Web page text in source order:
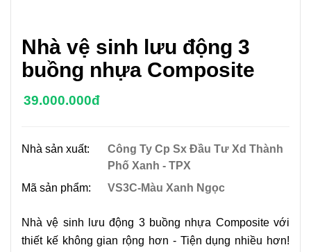
Nhà vệ sinh lưu động 3
buồng nhựa Composite
39.000.000đ
Nhà sản xuất:
Công Ty Cp Sx Đầu Tư Xd Thành
Phố Xanh - TPX
Mã sản phẩm:
VS3C-Màu Xanh Ngọc
Nhà vệ sinh lưu động 3 buồng nhựa Composite với
thiết kế không gian rộng hơn - Tiện dụng nhiều hơn!